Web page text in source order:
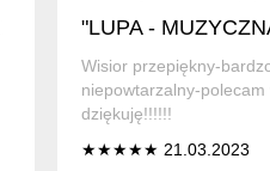
"LUPA -
Wisior przepiękny-
niepowtarzalny-
dziękuję!!!!!!
★★★★★ 21.03.2023